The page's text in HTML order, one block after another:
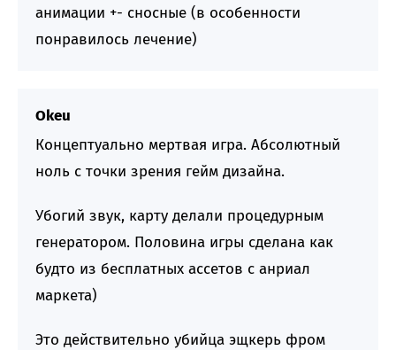
анимации +- сносные (в особенности
понравилось лечение)
Okeu
Концептуально мертвая игра. Абсолютный
ноль с точки зрения гейм дизайна.
Убогий звук, карту делали процедурным
генератором. Половина игры сделана как
будто из бесплатных ассетов с анриал
маркета)
Это действительно убийца эщкерь фром